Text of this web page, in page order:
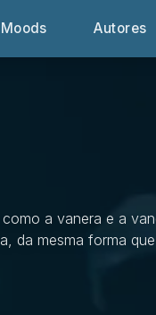
Moods Autores
a vanera e a
da mesma forma